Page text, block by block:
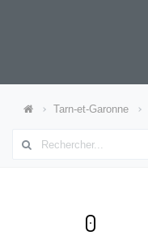
Tarn-et-Garonne
0